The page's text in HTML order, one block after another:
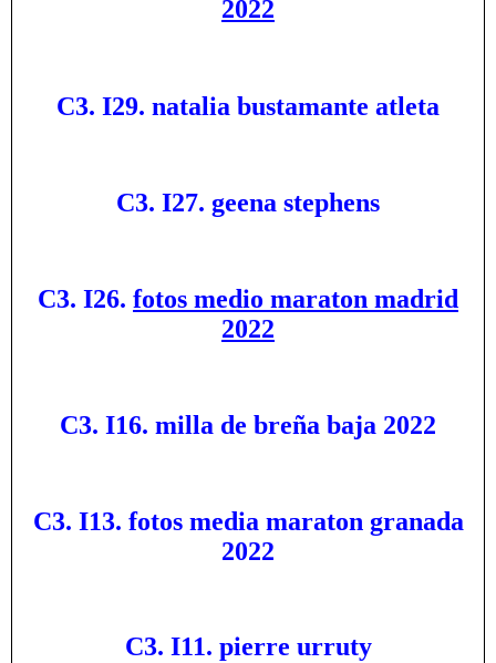
2022
C3. I29. natalia bustamante atleta
C3. I27. geena stephens
C3. I26. fotos medio maraton madrid
2022
C3. I16. milla de breña baja 2022
C3. I13. fotos media maraton granada
2022
C3. I11. pierre urruty